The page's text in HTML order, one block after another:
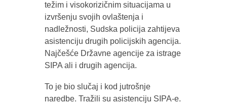
težim i visokorizičnim situacijama u
izvršenju svojih ovlaštenja i
nadležnosti, Sudska policija zahtijeva
asistenciju drugih policijskih agencija.
Najčešće Državne agencije za istrage
SIPA ali i drugih agencija.
To je bio slučaj i kod jutrošnje
naredbe. Tražili su asistenciju SIPA-e.